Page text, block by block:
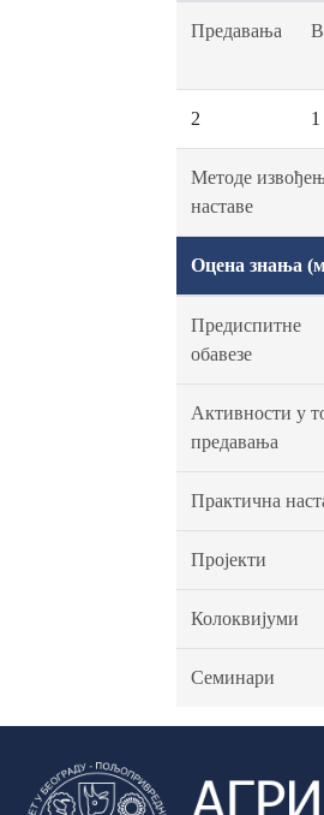
Предавања
2 1
Методе
наставе
Оцена знања
Предиспитне
обавезе
Активности у
предавања
Практична
Пројекти
Колоквијуми
Семинари